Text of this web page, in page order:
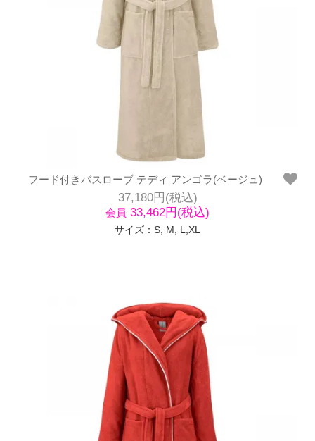
フード付きバスローブ テディ アンゴラ(ベージュ)
37,180円(税込)
会員 33,462円(税込)
サイズ：S, M, L,XL